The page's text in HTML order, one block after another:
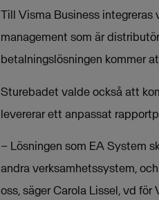
Till Visma Business integreras
management som är
betalningslösningen kommer
Sturebadet valde också att
levererar ett anpassat
– Lösningen som EA System
andra verksamhetssystem,
oss, säger Carola Lissel, vd för